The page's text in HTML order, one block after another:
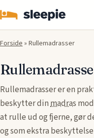
Forside» Rullemadrasser
Rullemadrasser er en
beskytter dinmadras
at rulle ud og fjerne, gør
og som ekstra